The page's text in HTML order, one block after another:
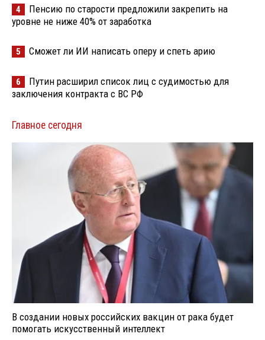
4
Пенсию по старости предложили закрепить на
уровне не ниже 40% от заработка
5 Сможет ли ИИ написать оперу и спеть арию
6
Путин расширил список лиц с судимостью для
заключения контракта с ВС РФ
Главное сегодня
В создании новых российских вакцин от рака будет
помогать искусственный интеллект